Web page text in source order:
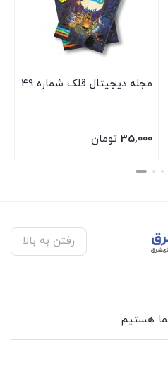
مجله دیجیتال قلک شماره 49
35,000 تومان
بستن
رفتن به بالا